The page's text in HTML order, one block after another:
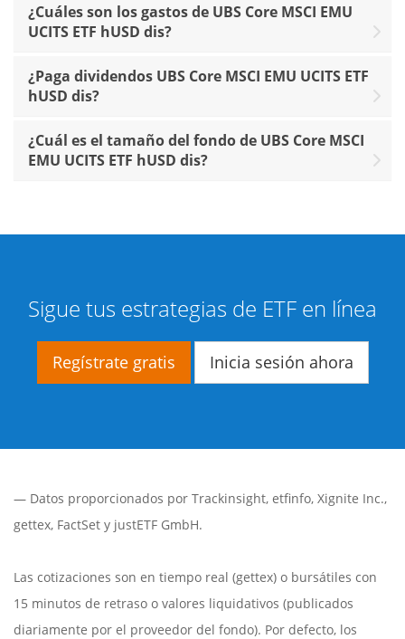
¿Cuáles son los gastos de UBS Core MSCI EMU
UCITS ETF hUSD dis?
¿Paga dividendos UBS Core MSCI EMU UCITS ETF
hUSD dis?
¿Cuál es el tamaño del fondo de UBS Core MSCI
EMU UCITS ETF hUSD dis?
Sigue tus estrategias de ETF en línea
Regístrate gratis Inicia sesión ahora
— Datos proporcionados por Trackinsight, etfinfo, Xignite Inc.,
gettex, FactSet y justETF GmbH.
Las cotizaciones son en tiempo real (gettex) o bursátiles con
15 minutos de retraso o valores liquidativos (publicados
diariamente por el proveedor del fondo). Por defecto, los